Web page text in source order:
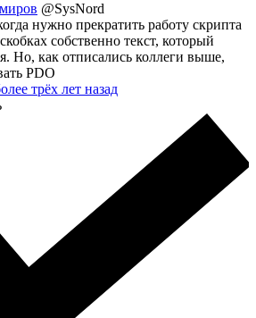
@SysNord
нужно прекратить работу скрипта
собственно текст, который
Но, как отписались коллеги выше,
PDO
трёх лет назад